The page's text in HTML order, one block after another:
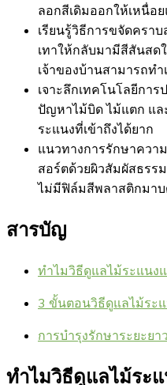
ลอกสีเดิมออกให้เหนื่อย
เรียนรู้วิธีการขจัดครา
เทาให้กลับมามีสีสันส
เจ้าของบ้านสามารถทำ
เจาะลึกเทคโนโลยีกา
ปัญหาไม้บิด ไม้แตก แล
ระแนงที่เข้าถึงได้ยาก
แนวทางการรักษาควา
สอร์ตด้วยผิวสัมผัสธรร
ไม่มีฟิล์มสีพลาสติกมาบ
สารบัญ
ทำไมวิธีดูแลไม้ระแนง
3 ขั้นตอนวิธีดูแลไม้ระ
การบำรุงรักษาระยะย
ทำไมวิธีดูแลไม้ระ